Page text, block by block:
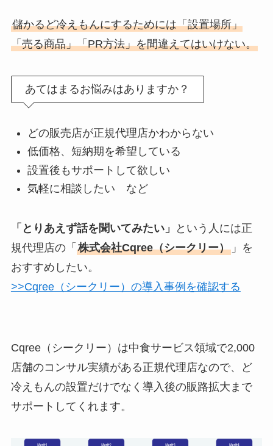
儲かるど冷えもんにするためには「設置場所」
「売る商品」「PR方法」を間違えてはいけない。
あてはまるお悩みはありますか？
どの販売店が正規代理店かわからない
低価格、短納期を希望している
設置後もサポートして欲しい
気軽に相談したい など
「とりあえず話を聞いてみたい」
という人には正
規代理店の「 株式会社Cqree（シークリー）」を
おすすめしたい。
>>Cqree（シークリー）の導入事例を確認する
Cqree（シークリー）は中食サービス領域で2,000
店舗のコンサル実績がある正規代理店なので、ど
冷えもんの設置だけでなく導入後の販路拡大まで
サポートしてくれます。